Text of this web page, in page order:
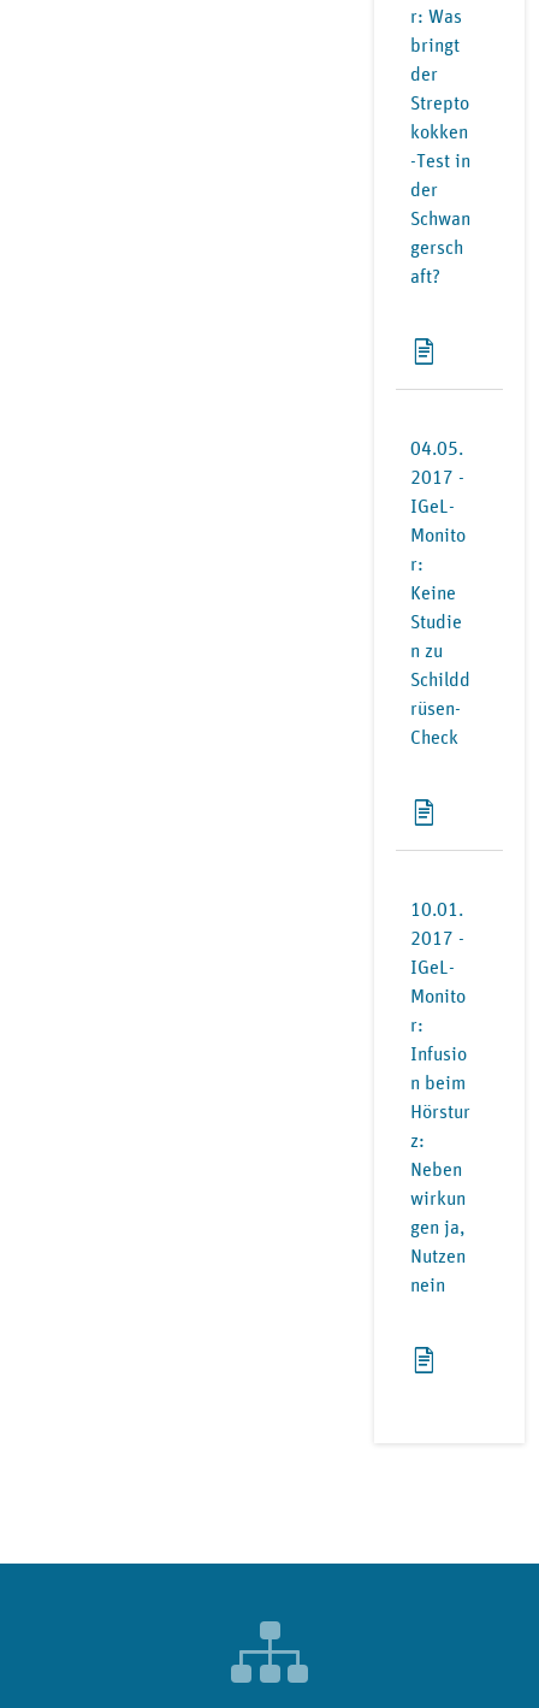
r: Was
bringt
der
Strepto
kokken
-Test in
der
Schwan
gersch
aft?
04.05.
2017 -
IGeL-
Monito
r:
Keine
Studie
n zu
Schildd
rüsen-
Check
10.01.
2017 -
IGeL-
Monito
r:
Infusio
n beim
Hörstur
z:
Neben
wirkun
gen ja,
Nutzen
nein